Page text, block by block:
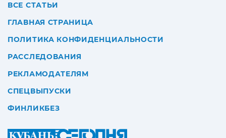
ВСЕ СТАТЬИ
ГЛАВНАЯ СТРАНИЦА
ПОЛИТИКА КОНФИДЕНЦИАЛЬНОСТИ
РАССЛЕДОВАНИЯ
РЕКЛАМОДАТЕЛЯМ
СПЕЦВЫПУСКИ
ФИНЛИКБЕЗ